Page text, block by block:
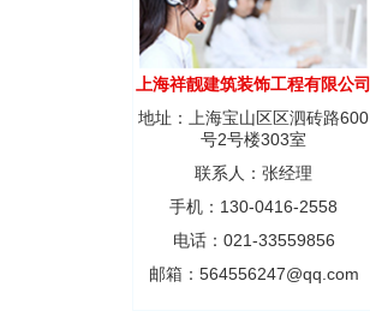
上海祥靓建筑装饰工程有限公司
地址：上海宝山区区泗砖路600
号2号楼303室
联系人：张经理
手机：130-0416-2558
电话：021-33559856
邮箱：564556247@qq.com